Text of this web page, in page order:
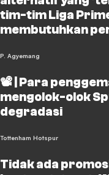
tim-tim Liga
membutuhkan
P. Agyemang
📽️ | Para
mengolok-olok
degradasi
Tottenham Hotspur
Tidak ada